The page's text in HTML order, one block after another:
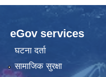
eGov services
घटना दर्ता
सामाजिक सुरक्षा